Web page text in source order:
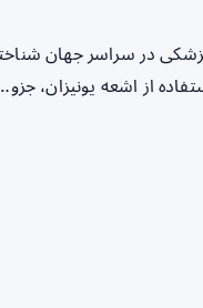
پزشکی در سراسر جهان
از اشعه یونیزان،